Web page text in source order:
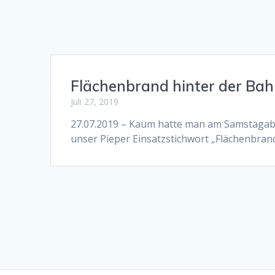
Flächenbrand hinter der
Juli 27, 2019
27.07.2019 – Kaum hatte man am
unser Pieper Einsatzstichwort